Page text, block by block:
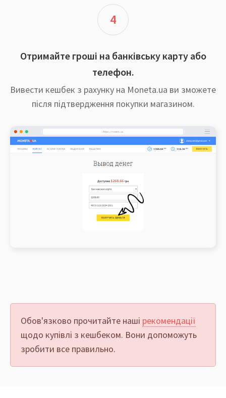
4
Отримайте гроші на банківську карту або
телефон.
Вивести кешбек з рахунку на Moneta.ua ви зможете
після підтвердження покупки магазином.
Обов'язково прочитайте наші рекомендації
щодо купівлі з кешбеком. Вони допоможуть
зробити все правильно.